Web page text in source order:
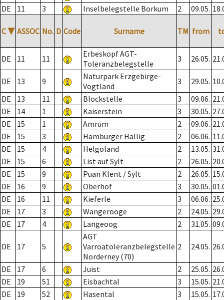
DE
11 3 Inselbelegstelle Borkum 2 09.05.
C ▼ ASSOC No. D Code Surname TM from
DE 11 11
Erbeskopf AGT-
Toleranzbelegstelle
3 26.05.
DE 13 9
Naturpark Erzgebirge-
Vogtland
3 29.05.
DE
13 11 Blockstelle 3 09.06.
DE
14 1 Kaiserstein 3 30.05.
DE
15 1 Amrum 2 09.06.
DE
15 3 Hamburger Hallig 2 06.06.
DE
15 4 Helgoland 2 13.05.
DE
15 6 List auf Sylt 2 26.05.
DE
15 9 Puan Klent / Sylt 2 26.05.
DE
16 9 Oberhof 3 30.05.
DE
16 11 Kieferle 3 06.06.
DE
17 3 Wangerooge 2 24.05.
DE
17 4 Langeoog 2 31.05.
DE 17 5
AGT
Varroatoleranzbelegstelle
Norderney (70)
2 24.05.
DE 17 6 Juist 2 25.05.
DE
19 51 Eisbachtal 3 15.05.
DE
19 52 Hasental 3 15.05.